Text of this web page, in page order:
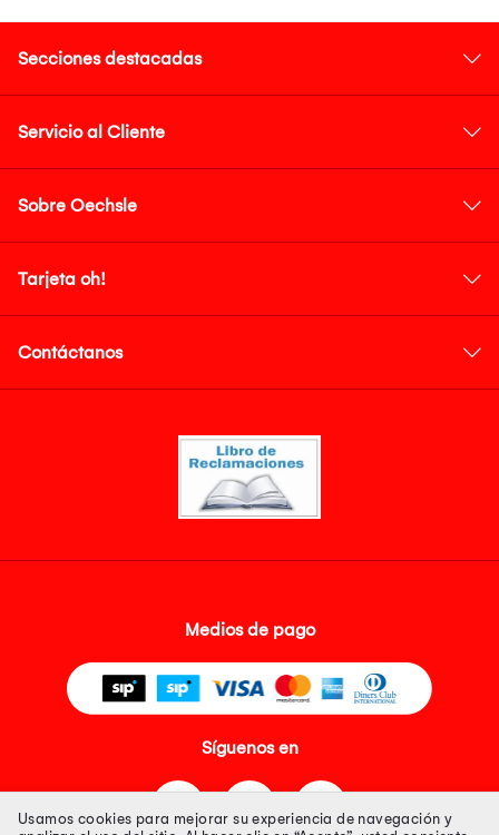
Secciones destacadas
Servicio al Cliente
Sobre Oechsle
Tarjeta oh!
Contáctanos
Medios de pago
Síguenos en
Usamos cookies para mejorar su experiencia de navegación y